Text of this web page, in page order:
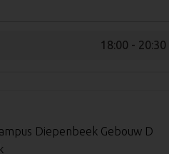
18:00 - 20:30
Diepenbeek Gebouw D